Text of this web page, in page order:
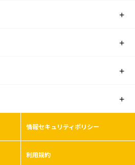
情報セキュリティポリシー
利用規約